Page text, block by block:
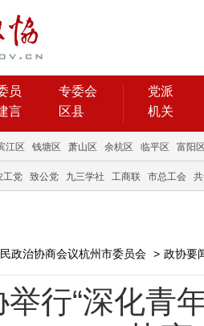
员
专委会
言 区县
党派
机关
江区 钱塘区 萧山区 余杭区 临平区 富阳
工党 致公党 九三学社 工商联 市总工会
政治协商会议杭州市委员会 > 政协要
行“深化青